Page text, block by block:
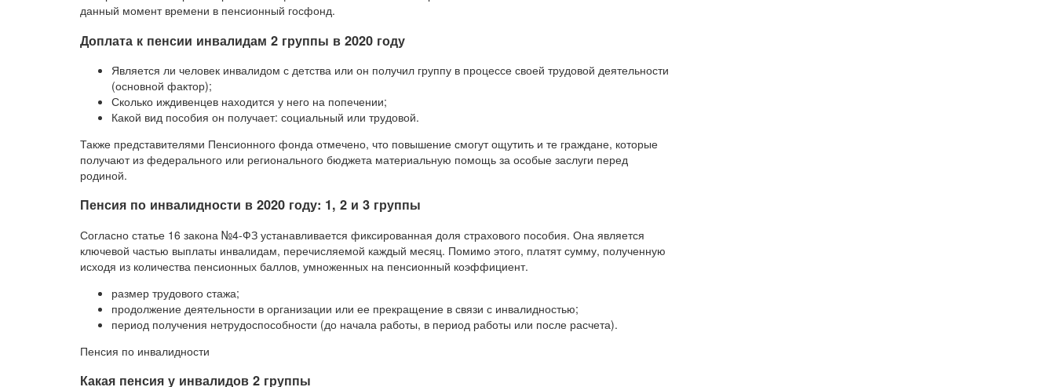
данный момент времени в пенсионный госфонд.
Доплата к пенсии инвалидам 2 группы в 2020 году
Является ли человек инвалидом с детства или он получил группу в процессе своей трудовой деятельности
(основной фактор);
Сколько иждивенцев находится у него на попечении;
Какой вид пособия он получает: социальный или трудовой.
Также представителями Пенсионного фонда отмечено, что повышение смогут ощутить и те граждане, которые
получают из федерального или регионального бюджета материальную помощь за особые заслуги перед
родиной.
Пенсия по инвалидности в 2020 году: 1, 2 и 3 группы
Согласно статье 16 закона №4-ФЗ устанавливается фиксированная доля страхового пособия. Она является
ключевой частью выплаты инвалидам, перечисляемой каждый месяц. Помимо этого, платят сумму, полученную
исходя из количества пенсионных баллов, умноженных на пенсионный коэффициент.
размер трудового стажа;
продолжение деятельности в организации или ее прекращение в связи с инвалидностью;
период получения нетрудоспособности (до начала работы, в период работы или после расчета).
Пенсия по инвалидности
Какая пенсия у инвалидов 2 группы